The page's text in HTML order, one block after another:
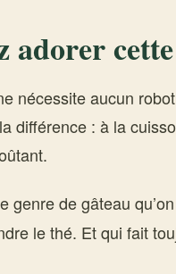
adorer
nécessite aucun
différence : à la
genre de gâteau
le thé. Et qui fait